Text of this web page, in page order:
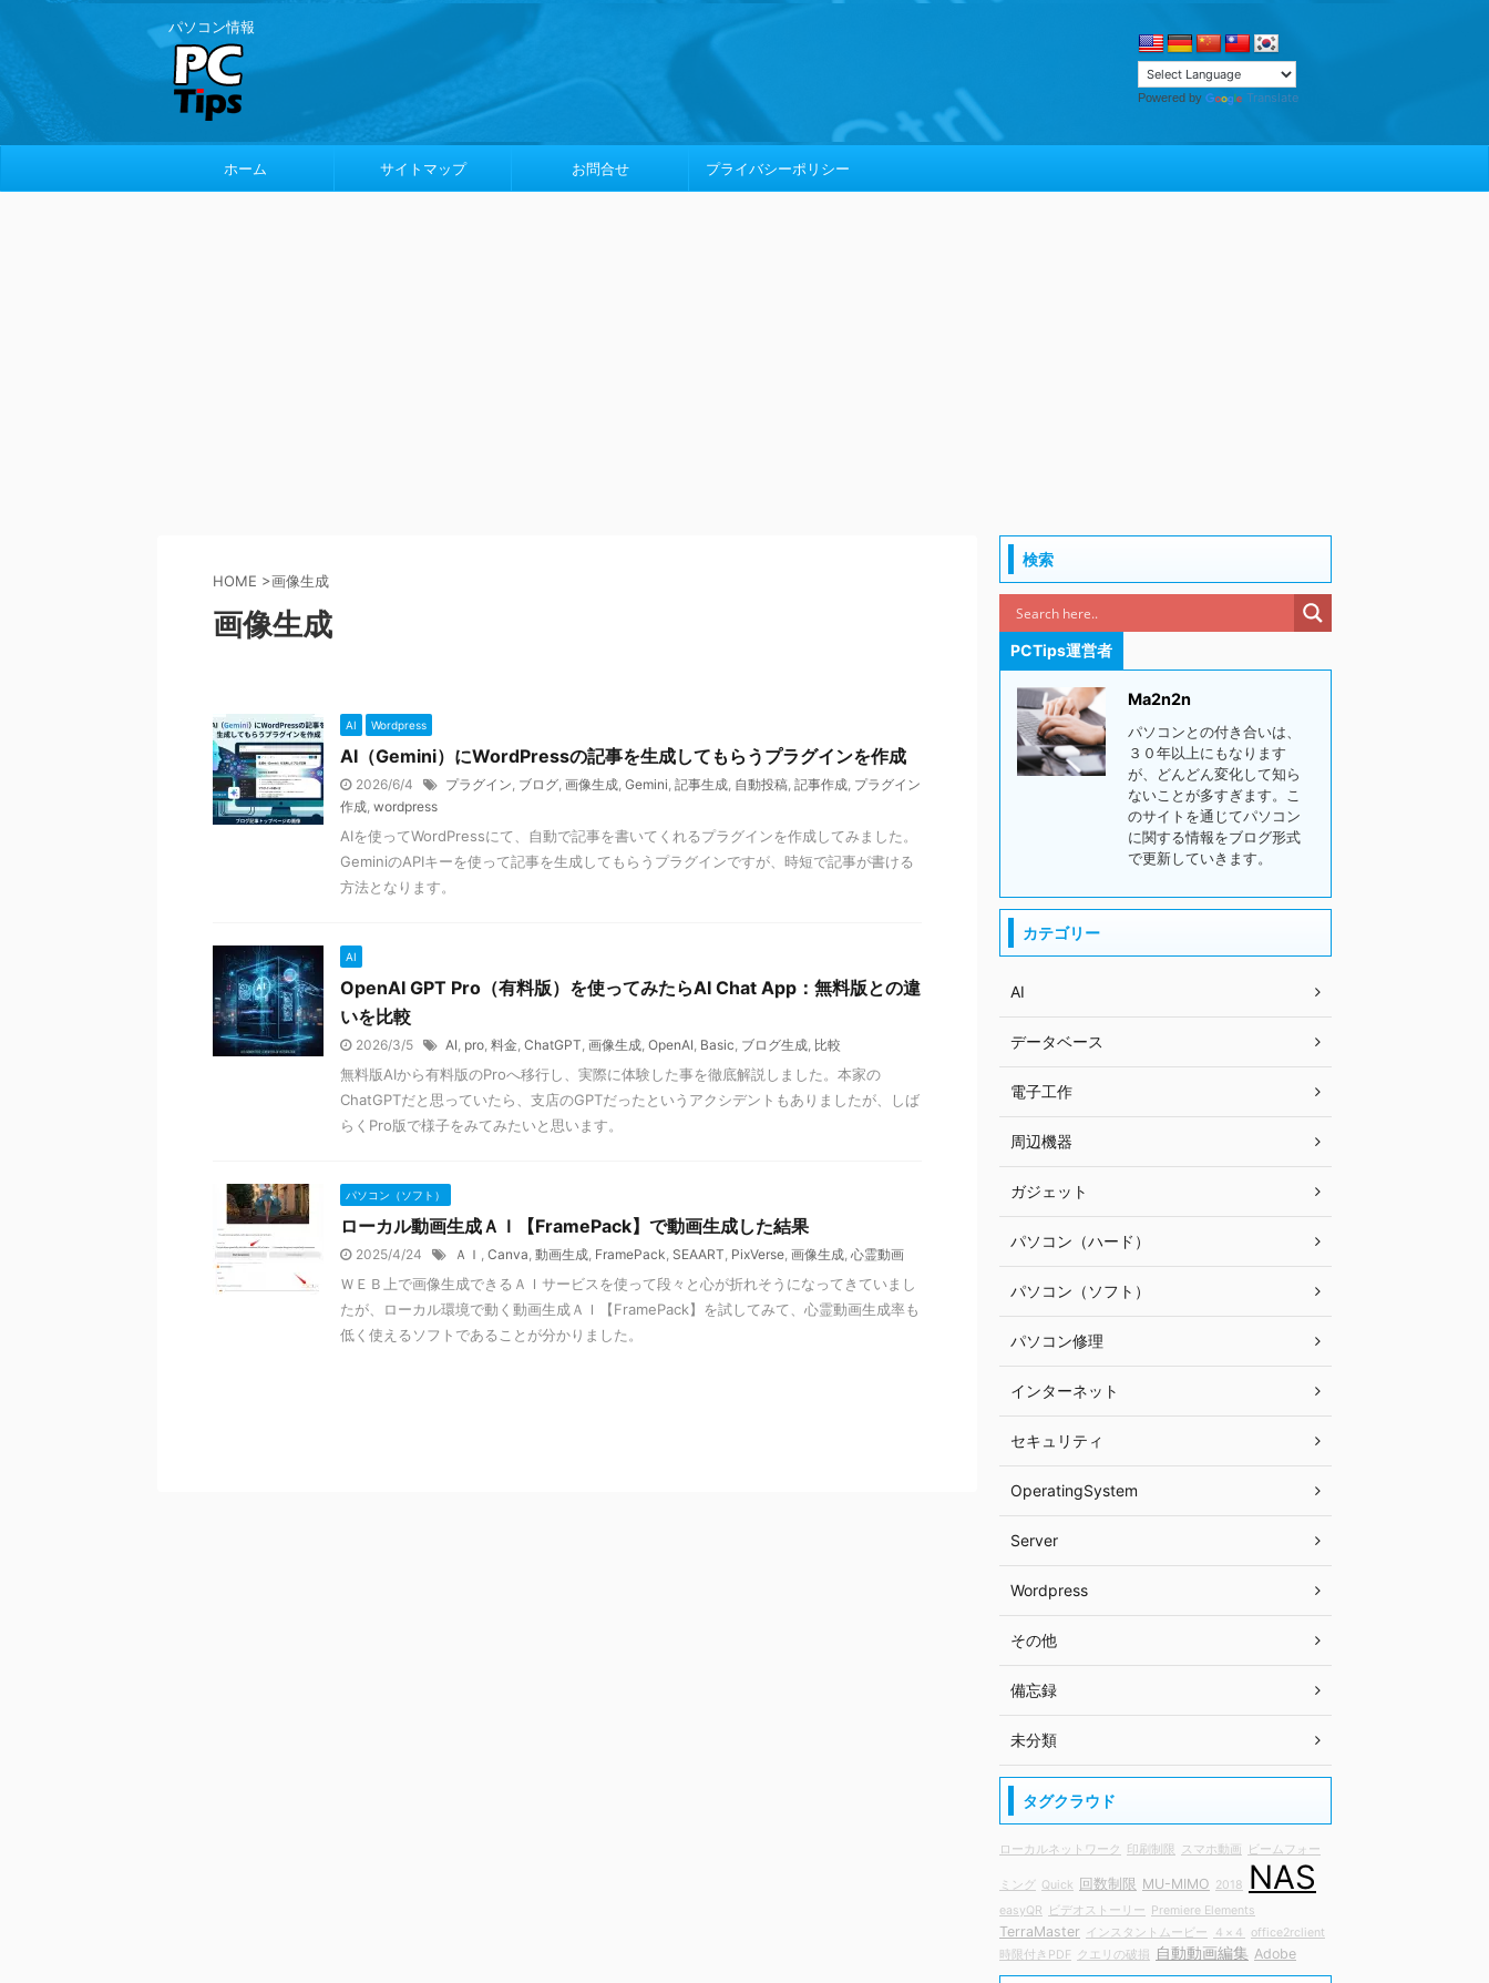
パソコン情報
Powered by Translate
ホーム サイトマップ お問合せ プライバシーポリシー
HOME >画像生成
画像生成
AI Wordpress
AI（Gemini）にWordPressの記事を生成してもらうプラグインを作成
2026/6/4 プラグイン, ブログ, 画像生成, Gemini, 記事生成, 自動投稿, 記事作成, プラグイン
作成, wordpress
AIを使ってWordPressにて、自動で記事を書いてくれるプラグインを作成してみました。
GeminiのAPIキーを使って記事を生成してもらうプラグインですが、時短で記事が書ける
方法となります。
AI
OpenAI GPT Pro（有料版）を使ってみたらAI Chat App：無料版との違
いを比較
2026/3/5 AI, pro, 料金, ChatGPT, 画像生成, OpenAI, Basic, ブログ生成, 比較
無料版AIから有料版のProへ移行し、実際に体験した事を徹底解説しました。本家の
ChatGPTだと思っていたら、支店のGPTだったというアクシデントもありましたが、しば
らくPro版で様子をみてみたいと思います。
パソコン（ソフト）
ローカル動画生成ＡＩ【FramePack】で動画生成した結果
2025/4/24 ＡＩ , Canva, 動画生成, FramePack, SEAART, PixVerse, 画像生成, 心霊動画
ＷＥＢ上で画像生成できるＡＩサービスを使って段々と心が折れそうになってきていまし
たが、ローカル環境で動く動画生成ＡＩ【FramePack】を試してみて、心霊動画生成率も
低く使えるソフトであることが分かりました。
検索
PCTips運営者
Ma2n2n
パソコンとの付き合いは、
３０年以上にもなります
が、どんどん変化して知ら
ないことが多すぎます。こ
のサイトを通じてパソコン
に関する情報をブログ形式
で更新していきます。
カテゴリー
AI
データベース
電子工作
周辺機器
ガジェット
パソコン（ハード）
パソコン（ソフト）
パソコン修理
インターネット
セキュリティ
OperatingSystem
Server
Wordpress
その他
備忘録
未分類
タグクラウド
ローカルネットワーク 印刷制限 スマホ動画 ビームフォー
ミング Quick 回数制限 MU-MIMO 2018 NAS
easyQR ビデオストーリー Premiere Elements
TerraMaster インスタントムービー ４×４
office2rclient
時限付きPDF
クエリの破損 自動動画編集 Adobe